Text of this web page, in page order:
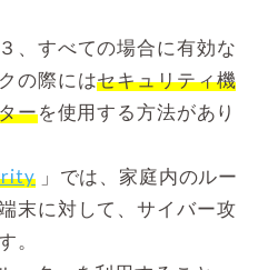
、すべての場合に有効な
の際にはセキュリティ機
ーを使用する方法があり
」では、家庭内のルー
末に対して、サイバー攻
。